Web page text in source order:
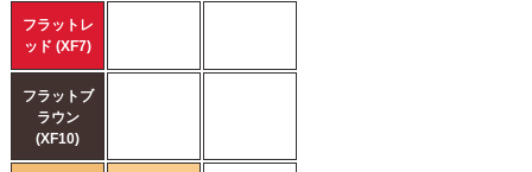
フラットレ
ッド (XF7)
フラットブ
ラウン
(XF10)